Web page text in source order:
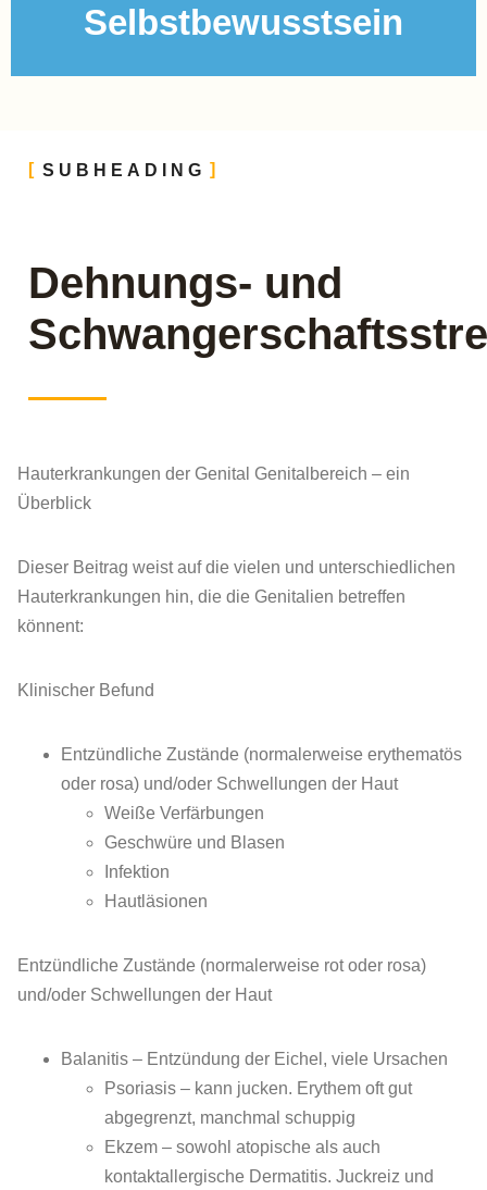
Selbstbewusstsein
SUBHEADING
Dehnungs- und
Hauterkrankungen der Genital Genitalbereich – ein
Überblick
Dieser Beitrag weist auf die vielen und unterschiedlichen
Hauterkrankungen hin, die die Genitalien betreffen
könnent:
Klinischer Befund
Entzündliche Zustände (normalerweise erythematös
oder rosa) und/oder Schwellungen der Haut
Weiße Verfärbungen
Geschwüre und Blasen
Infektion
Hautläsionen
Entzündliche Zustände (normalerweise rot oder rosa)
und/oder Schwellungen der Haut
Balanitis – Entzündung der Eichel, viele Ursachen
Psoriasis – kann jucken. Erythem oft gut
abgegrenzt, manchmal schuppig
Ekzem – sowohl atopische als auch
kontaktallergische Dermatitis. Juckreiz und